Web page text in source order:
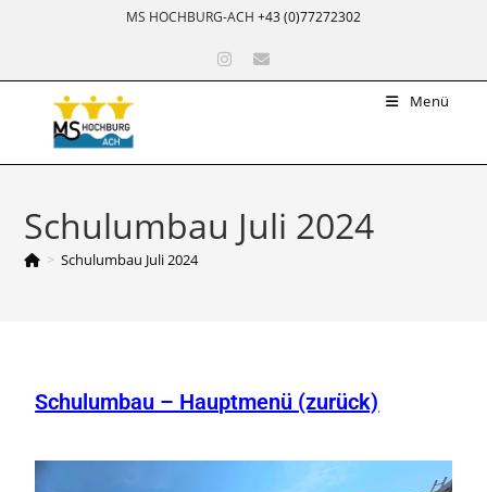
MS HOCHBURG-ACH +43 (0)77272302
Menü
Schulumbau Juli 2024
> Schulumbau Juli 2024
Schulumbau – Hauptmenü (zurück)